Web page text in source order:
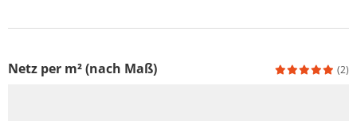
Netz per m² (nach Maß) (2)